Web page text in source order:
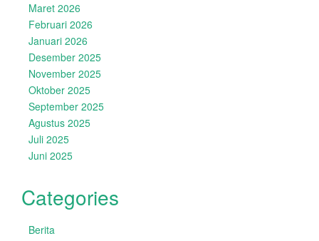
Maret 2026
Februari 2026
Januari 2026
Desember 2025
November 2025
Oktober 2025
September 2025
Agustus 2025
Juli 2025
Juni 2025
Categories
Berita